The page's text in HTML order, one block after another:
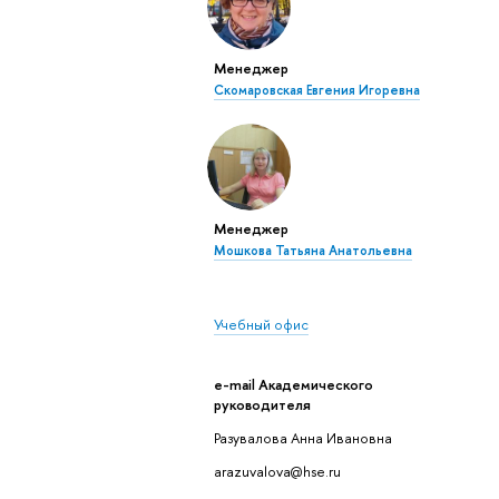
Менеджер
Скомаровская Евгения Игоревна
Менеджер
Мошкова Татьяна Анатольевна
Учебный офис
e-mail Академического
руководителя
Разувалова Анна Ивановна
arazuvalova@hse.ru